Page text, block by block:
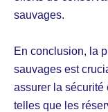
sauvages.
En conclusion, la
sauvages est
assurer la sécurité
telles que les